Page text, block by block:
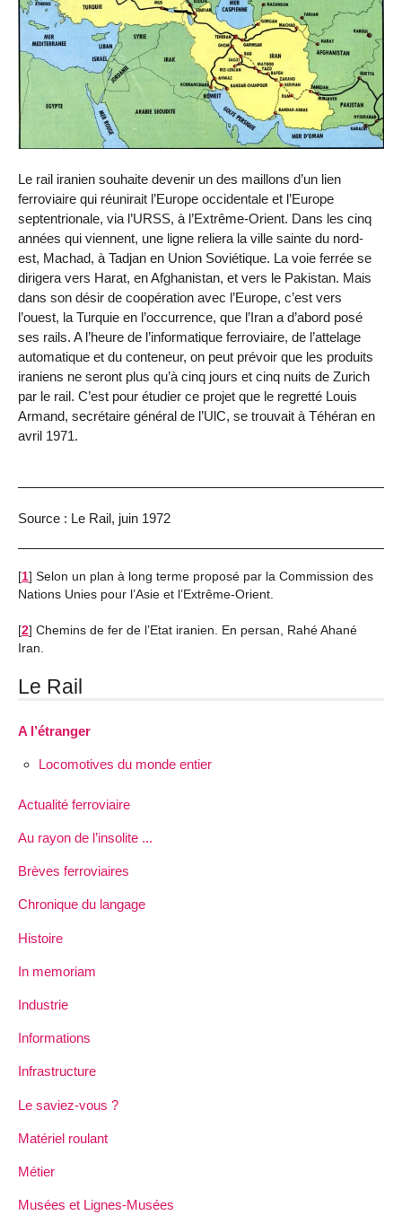
Le rail iranien souhaite devenir un des maillons d’un lien
ferroviaire qui réunirait l’Europe occidentale et l’Europe
septentrionale, via l’URSS, à l’Extrême-Orient. Dans les cinq
années qui viennent, une ligne reliera la ville sainte du nord-
est, Machad, à Tadjan en Union Soviétique. La voie ferrée se
dirigera vers Harat, en Afghanistan, et vers le Pakistan. Mais
dans son désir de coopération avec l’Europe, c’est vers
l’ouest, la Turquie en l’occurrence, que l’Iran a d’abord posé
ses rails. A l’heure de l’informatique ferroviaire, de l’attelage
automatique et du conteneur, on peut prévoir que les produits
iraniens ne seront plus qu’à cinq jours et cinq nuits de Zurich
par le rail. C’est pour étudier ce projet que le regretté Louis
Armand, secrétaire général de l’UlC, se trouvait à Téhéran en
avril 1971.
Source : Le Rail, juin 1972
[1] Selon un plan à long terme proposé par la Commission des
Nations Unies pour l’Asie et l’Extrême-Orient.
[2] Chemins de fer de l’Etat iranien. En persan, Rahé Ahané
Iran.
Le Rail
A l’étranger
Locomotives du monde entier
Actualité ferroviaire
Au rayon de l’insolite ...
Brèves ferroviaires
Chronique du langage
Histoire
In memoriam
Industrie
Informations
Infrastructure
Le saviez-vous ?
Matériel roulant
Métier
Musées et Lignes-Musées